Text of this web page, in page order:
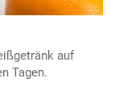
auf
Tagen.